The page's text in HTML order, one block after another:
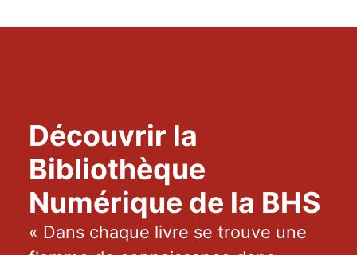
Découvrir la
Bibliothèque
Numérique de la BHS
« Dans chaque livre se trouve une